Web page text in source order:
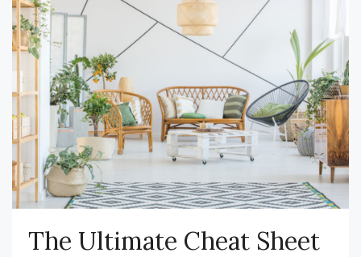
The Ultimate Cheat Sheet